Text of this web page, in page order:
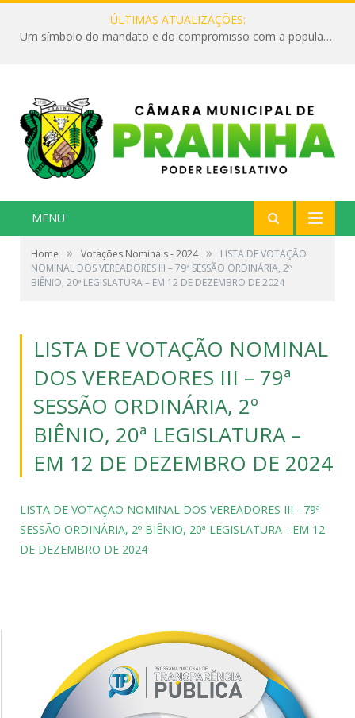
ÚLTIMAS ATUALIZAÇÕES:
Um símbolo do mandato e do compromisso com a população
MENU
Home » Votações Nominais - 2024 »
LISTA DE VOTAÇÃO
NOMINAL DOS VEREADORES III – 79ª SESSÃO ORDINÁRIA, 2º
BIÊNIO, 20ª LEGISLATURA – EM 12 DE DEZEMBRO DE 2024
LISTA DE VOTAÇÃO NOMINAL
DOS VEREADORES III – 79ª
SESSÃO ORDINÁRIA, 2º
BIÊNIO, 20ª LEGISLATURA –
EM 12 DE DEZEMBRO DE 2024
LISTA DE VOTAÇÃO NOMINAL DOS VEREADORES III - 79ª
SESSÃO ORDINÁRIA, 2º BIÊNIO, 20ª LEGISLATURA - EM 12
DE DEZEMBRO DE 2024